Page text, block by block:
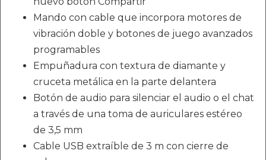
Mando con cable que incorpora motores de
vibración doble y botones de juego avanzados
programables
Empuñadura con textura de diamante y
cruceta metálica en la parte delantera
Botón de audio para silenciar el audio o el chat
a través de una toma de auriculares estéreo
de 3,5 mm
Cable USB extraíble de 3 m con cierre de